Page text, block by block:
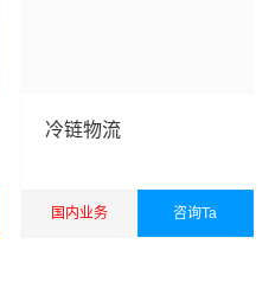
力于为客户提供优质高效的
流到江宁区,河源至江宁区物
冷链物流
国内业务 咨询Ta